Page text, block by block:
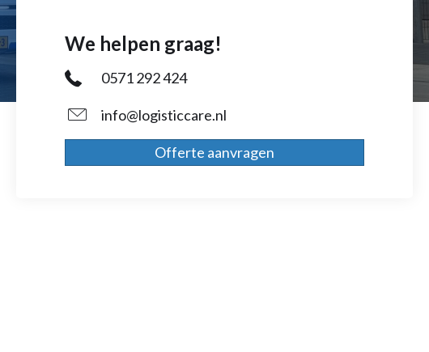
We helpen graag!
0571 292 424
info@logisticcare.nl
Offerte aanvragen